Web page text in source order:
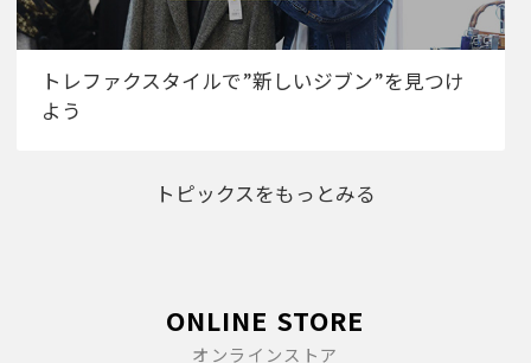
トレファクスタイルで”新しいジブン”を見つけ
よう
トピックスをもっとみる
ONLINE STORE
オンラインストア